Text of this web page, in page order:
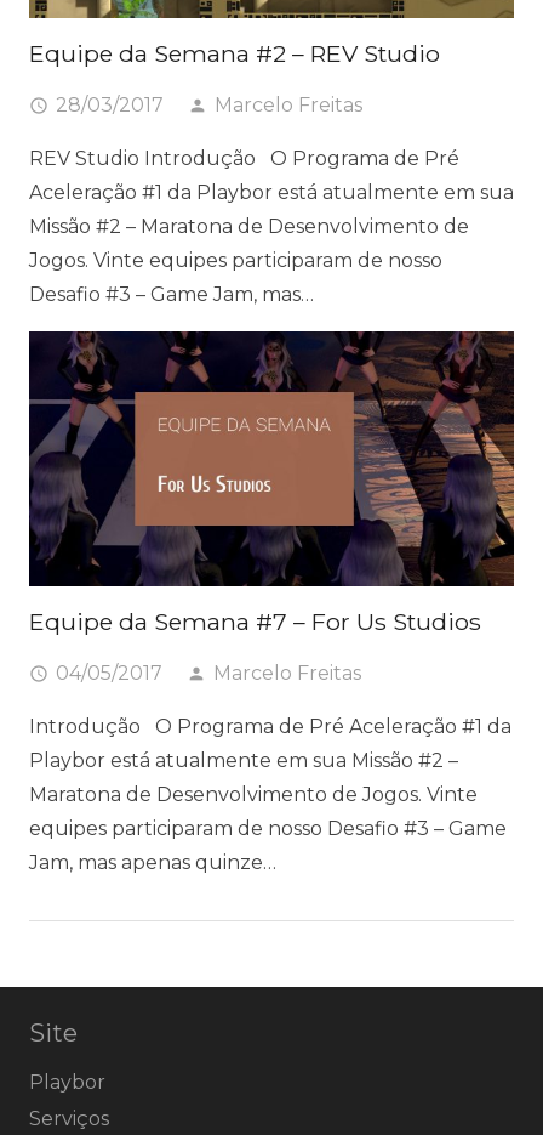
Equipe da Semana #2 – REV Studio
access_time 28/03/2017 person Marcelo Freitas
REV Studio Introdução O Programa de Pré
Aceleração #1 da Playbor está atualmente em sua
Missão #2 – Maratona de Desenvolvimento de
Jogos. Vinte equipes participaram de nosso
Desafio #3 – Game Jam, mas…
Equipe da Semana #7 – For Us Studios
access_time 04/05/2017 person Marcelo Freitas
Introdução O Programa de Pré Aceleração #1 da
Playbor está atualmente em sua Missão #2 –
Maratona de Desenvolvimento de Jogos. Vinte
equipes participaram de nosso Desafio #3 – Game
Jam, mas apenas quinze…
Site
Playbor
Serviços